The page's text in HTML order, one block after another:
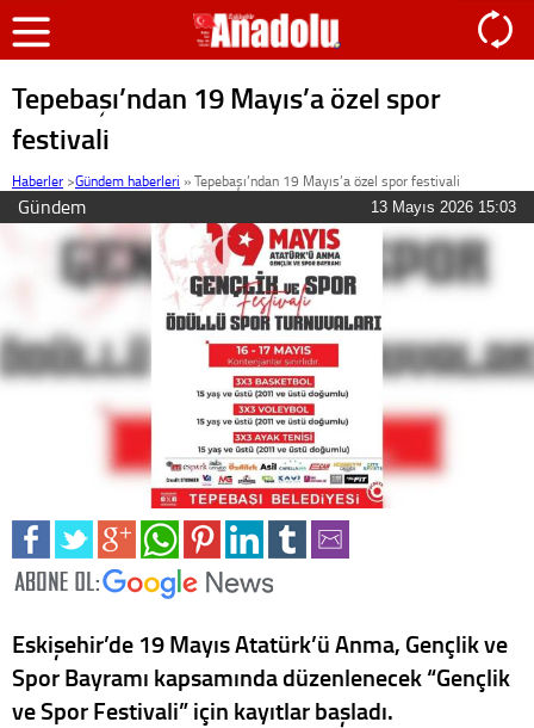
Tepebaşı’ndan 19 Mayıs’a özel spor
festivali
Haberler >Gündem haberleri »Tepebaşı’ndan 19 Mayıs’a özel spor festivali
Gündem 13 Mayıs 2026 15:03
Eskişehir’de 19 Mayıs Atatürk’ü Anma, Gençlik ve
Spor Bayramı kapsamında düzenlenecek “Gençlik
ve Spor Festivali” için kayıtlar başladı.